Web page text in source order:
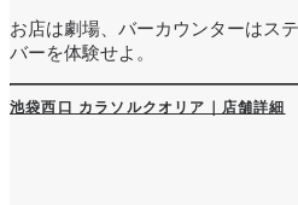
お店は劇場、バーカウンターはス
バーを体験せよ。
池袋西口 カラソルクオリア｜店舗詳細